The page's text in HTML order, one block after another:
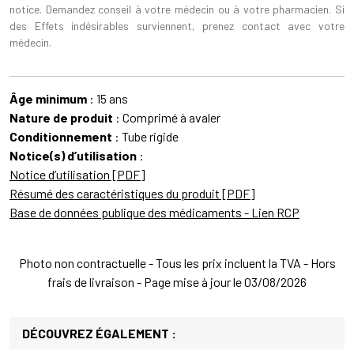
notice. Demandez conseil à votre médecin ou à votre pharmacien. Si
des Effets indésirables surviennent, prenez contact avec votre
médecin.
Âge minimum : 15 ans
Nature de produit : Comprimé à avaler
Conditionnement : Tube rigide
Notice(s) d’utilisation :
Notice d’utilisation [PDF]
Résumé des caractéristiques du produit [PDF]
Base de données publique des médicaments - Lien RCP
Photo non contractuelle - Tous les prix incluent la TVA - Hors
frais de livraison - Page mise à jour le 03/08/2026
DÉCOUVREZ ÉGALEMENT :